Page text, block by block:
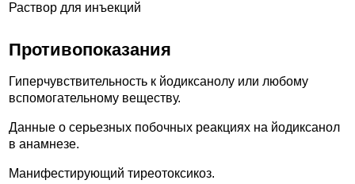
Раствор для инъекций
Противопоказания
Гиперчувствительность к йодиксанолу или любому
вспомогательному веществу.
Данные о серьезных побочных реакциях на йодиксанол
в анамнезе.
Манифестирующий тиреотоксикоз.